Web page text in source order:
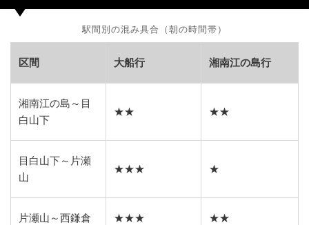
駅間別の混み具合（朝の時間帯）
区間 大船行 湘南江の島行
湘南江の島～目
白山下
★★ ★★
目白山下～片瀬
山
★★★ ★
片瀬山～西鎌倉 ★★★ ★★